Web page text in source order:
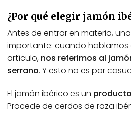
¿Por qué elegir jamón
Antes de entrar en materia,
importante: cuando hablamos
artículo, nos referimos al
serrano. Y esto no es por
El jamón ibérico es un
Procede de cerdos de raza